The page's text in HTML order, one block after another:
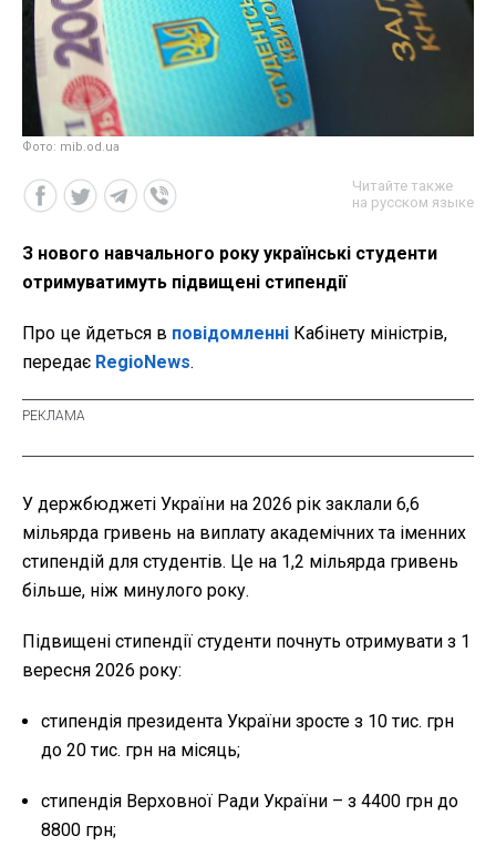
Фото: mib.od.ua
Читайте также
на русском языке
З нового навчального року українські студенти
отримуватимуть підвищені стипендії
Про це йдеться в повідомленні Кабінету міністрів,
передає RegioNews.
У держбюджеті України на 2026 рік заклали 6,6
мільярда гривень на виплату академічних та іменних
стипендій для студентів. Це на 1,2 мільярда гривень
більше, ніж минулого року.
Підвищені стипендії студенти почнуть отримувати з 1
вересня 2026 року:
стипендія президента України зросте з 10 тис. грн
до 20 тис. грн на місяць;
стипендія Верховної Ради України – з 4400 грн до
8800 грн;